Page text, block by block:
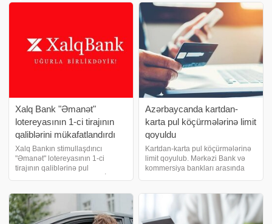
Xalq Bank "Əmanət"
lotereyasının 1-ci tirajının
qaliblərini mükafatlandırdı
Xalq Bankın stimullaşdırıcı
"Əmanət" lotereyasının 1-ci
tirajının qaliblərinə pul
ümumilikdə 75 nəfər müxtəlif
məbləğlərdə pul mükafatı
qazanıb. Qaliblə
Azərbaycanda kartdan-
karta pul köçürmələrinə limit
qoyuldu
Kartdan-karta pul köçürmələrinə
limit qoyulub. Mərkəzi Bank və
kommersiya bankları arasında
limitlər tətbiq edilib. Məhdudiyyət
həm kartdan-karta köçürülən
vəsaitləri